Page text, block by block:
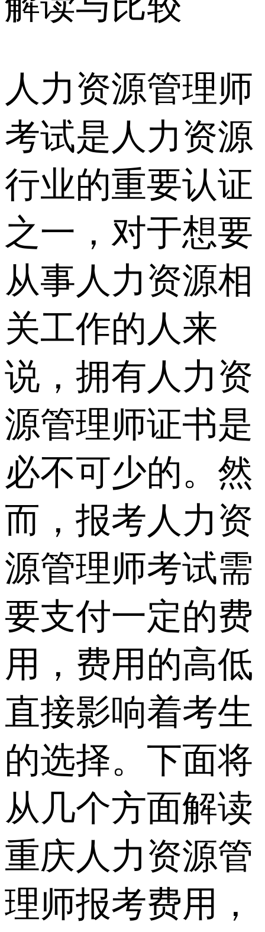
人力资源管理师
考试是人力资源
行业的重要认证
之一，对于想要
从事人力资源相
关工作的人来
说，拥有人力资
源管理师证书是
必不可少的。然
而，报考人力资
源管理师考试需
要支付一定的费
用，费用的高低
直接影响着考生
的选择。下面将
从几个方面解读
重庆人力资源管
理师报考费用，